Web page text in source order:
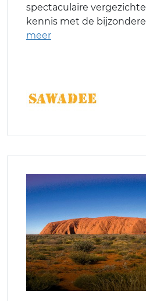
spectaculaire
kennis met de